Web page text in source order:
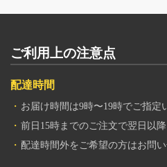
ご利用上の注意点
配達時間
お届け時間は9時〜19時でご指定
前日15時までのご注文で翌日以降
配達時間外をご希望の方はお問い